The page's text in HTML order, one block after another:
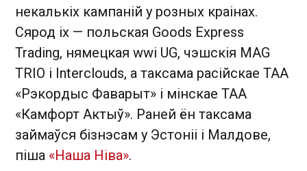
некалькіх кампаній у розных краінах.
Сярод іх — польская Goods Express
Trading, нямецкая wwi UG, чэшскія MAG
TRIO і Interclouds, а таксама расійскае ТАА
«Рэкордыс Фаварыт» і мінскае ТАА
«Камфорт Актыў». Раней ён таксама
займаўся бізнэсам у Эстоніі і Малдове,
піша «Наша Ніва».